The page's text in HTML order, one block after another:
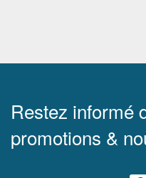
Restez informé
promotions &